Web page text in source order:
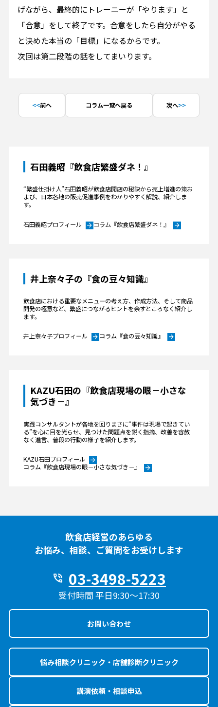
げながら、最終的にトレーニーが「やります」と
「合意」をして終了です。合意をしたら自分がやる
と決めた本当の「目標」になるからです。
次回は第二段階の話をしてまいります。
前へ コラム一覧へ戻る 次へ
石田義昭『飲食店繁盛ダネ！』
“繁盛仕掛け人”石田義昭が飲食店開店の秘訣から売上増進の策お
よび、日本各地の販売促進事例をわかりやすく解説、紹介しま
す。
石田義昭プロフィール arrow_forwardコラム『飲食店繁盛ダネ！』 arrow_forward
井上奈々子の『食の豆々知識』
飲食店における重要なメニューの考え方、作成方法、そして商品
開発の極意など、繁盛につながるヒントを余すところなく紹介し
ます。
井上奈々子プロフィール arrow_forwardコラム『食の豆々知識』 arrow_forward
KAZU石田の『飲食店現場の眼－小さな
気づき－』
実践コンサルタントが各地を回りまさに“事件は現場で起きてい
る”を心に目を光らせ、見つけた問題点を鋭く指摘、改善を容赦
なく進言、普段の行動の様子を紹介します。
KAZU石田プロフィール arrow_forward
コラム『飲食店現場の眼－小さな気づき－』 arrow_forward
飲食店経営のあらゆる
お悩み、相談、ご質問をお受けします
phone_in_talk 03-3498-5223
受付時間 平日9:30〜17:30
お問い合わせ
悩み相談クリニック・店舗診断クリニック
講演依頼・相談申込